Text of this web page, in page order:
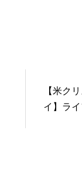
【米ク
イ】ラ